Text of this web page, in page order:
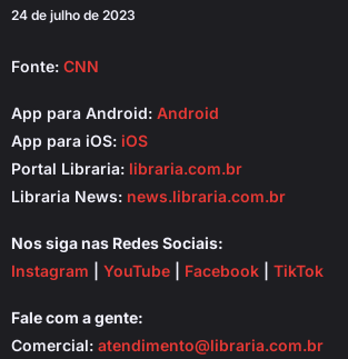
24 de julho de 2023
Fonte: CNN
App para Android: Android
App para iOS: iOS
Portal Libraria: libraria.com.br
Libraria News: news.libraria.com.br
Nos siga nas Redes Sociais:
Instagram
YouTube Facebook TikTok
Fale com a gente:
Comercial: atendimento@libraria.com.br